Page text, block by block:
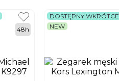
48h
DOSTĘPNY WKRÓTCE
NEW